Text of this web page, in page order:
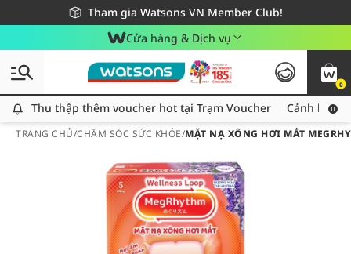
Tham gia Watsons VN Member Club!
Miễn phí giao hàng cho đơn hàng từ 249,000Đ
Giao hàng nhanh 24h - Áp dụng khu vực TP. Hồ Chí Minh
Cửa hàng & Dịch vụ
0
Thu thập thêm voucher hot tại Trạm Voucher
Thu thập thêm voucher hot tại Trạm Voucher Cảnh báo
TRANG CHỦ/CHĂM SÓC SỨC KHỎE/MẶT NẠ XÔNG HƠI MẮT